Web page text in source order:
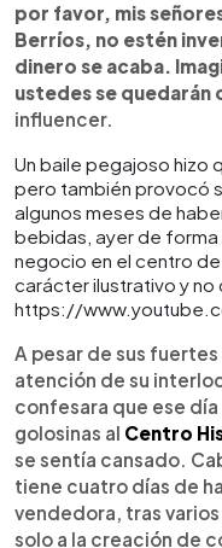
por favor, mis
Berríos, no estén
dinero se acaba.
ustedes se quedarán
influencer.
Un baile pegajoso hizo
pero también provocó
algunos meses de
bebidas, ayer de forma
negocio en el centro
carácter ilustrativo y
https://
A pesar de sus
atención de su
confesara que ese día
golosinas al Centro
se sentía cansado.
tiene cuatro días de
vendedora, tras
solo a la creación de